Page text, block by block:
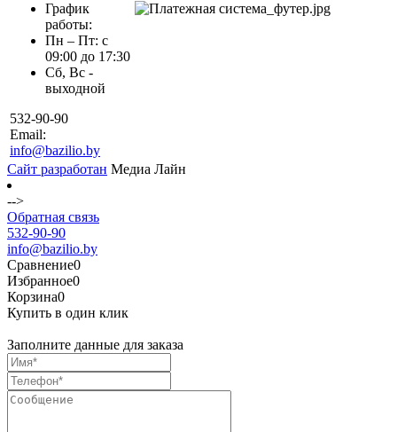
График
работы:
Пн – Пт: с
09:00 до 17:30
Сб, Вс -
выходной
532-90-90
Email:
info@bazilio.by
Сайт разработан Медиа Лайн
-->
Обратная связь
532-90-90
info@bazilio.by
Сравнение0
Избранное0
Корзина0
Купить в один клик
Заполните данные для заказа